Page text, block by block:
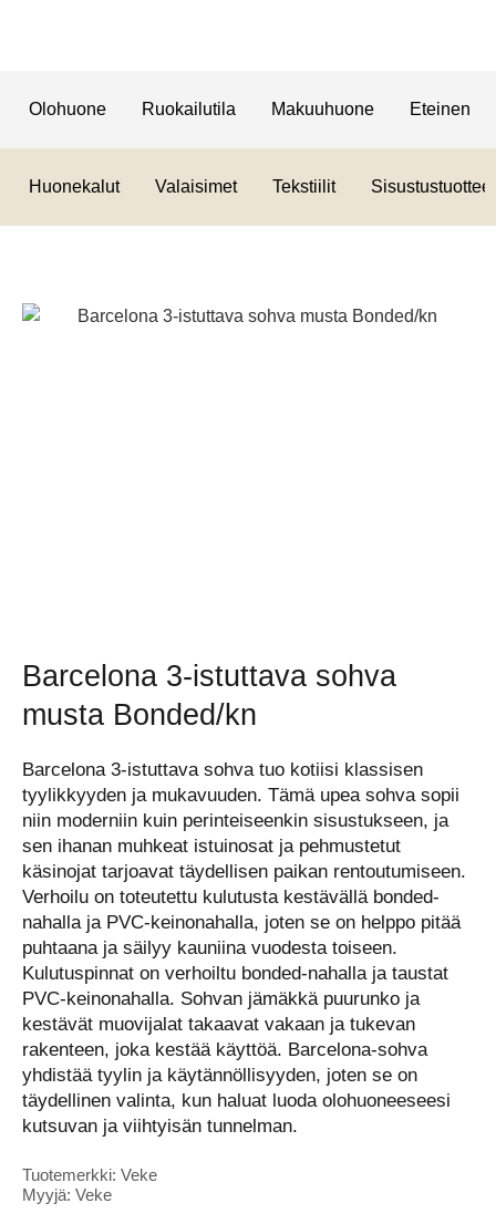
Olohuone Ruokailutila Makuuhuone Eteinen
Huonekalut Valaisimet Tekstiilit Sisustustuotteet
Barcelona 3-istuttava sohva
musta Bonded/kn
Barcelona 3-istuttava sohva tuo kotiisi klassisen
tyylikkyyden ja mukavuuden. Tämä upea sohva sopii
niin moderniin kuin perinteiseenkin sisustukseen, ja
sen ihanan muhkeat istuinosat ja pehmustetut
käsinojat tarjoavat täydellisen paikan rentoutumiseen.
Verhoilu on toteutettu kulutusta kestävällä bonded-
nahalla ja PVC-keinonahalla, joten se on helppo pitää
puhtaana ja säilyy kauniina vuodesta toiseen.
Kulutuspinnat on verhoiltu bonded-nahalla ja taustat
PVC-keinonahalla. Sohvan jämäkkä puurunko ja
kestävät muovijalat takaavat vakaan ja tukevan
rakenteen, joka kestää käyttöä. Barcelona-sohva
yhdistää tyylin ja käytännöllisyyden, joten se on
täydellinen valinta, kun haluat luoda olohuoneeseesi
kutsuvan ja viihtyisän tunnelman.
Tuotemerkki: Veke
Myyjä: Veke